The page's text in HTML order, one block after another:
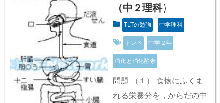
（中２理科）
TLTの勉強 中学理科
トレペ 中学２年
消化と消化酵素
問題 （１） 食物にふくま
れる栄養分を，からだの中